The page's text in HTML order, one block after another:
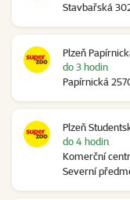
Stavbařská
Plzeň
Papírnická
do 3 hodin
Plzeň
Komerční
Severní
do 4 hodin